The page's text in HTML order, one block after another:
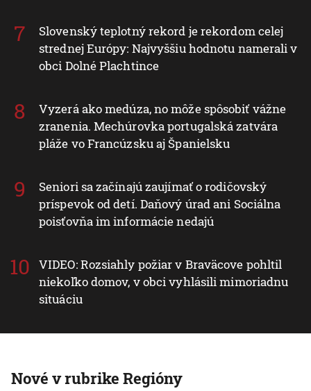
Slovenský teplotný rekord je rekordom celej
strednej Európy: Najvyššiu hodnotu namerali v
obci Dolné Plachtince
Vyzerá ako medúza, no môže spôsobiť vážne
zranenia. Mechúrovka portugalská zatvára
pláže vo Francúzsku aj Španielsku
Seniori sa začínajú zaujímať o rodičovský
príspevok od detí. Daňový úrad ani Sociálna
poisťovňa im informácie nedajú
VIDEO: Rozsiahly požiar v Braväcove pohltil
niekoľko domov, v obci vyhlásili mimoriadnu
situáciu
Nové v rubrike Regióny